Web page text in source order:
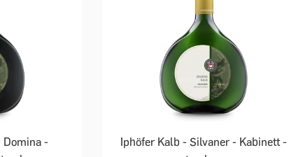
Domina -
Iphöfer Kalb - Silvaner - Kabinett -